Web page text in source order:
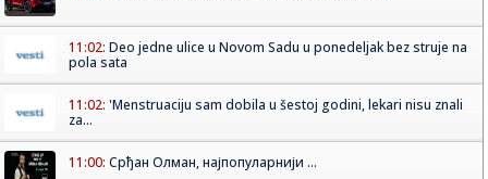
11:02: Deo jedne ulice u Novom Sadu u ponedeljak bez struje na
pola sata
11:02: 'Menstruaciju sam dobila u šestoj godini, lekari nisu znali
za...
11:00: Срђан Олман, најпопуларнији ...